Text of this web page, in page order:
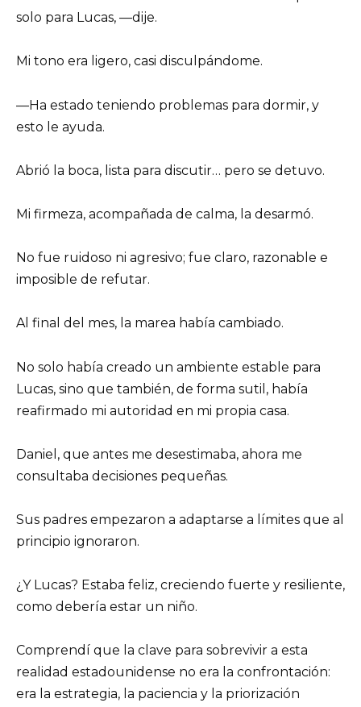
solo para Lucas, —dije.
Mi tono era ligero, casi disculpándome.
—Ha estado teniendo problemas para dormir, y
esto le ayuda.
Abrió la boca, lista para discutir… pero se detuvo.
Mi firmeza, acompañada de calma, la desarmó.
No fue ruidoso ni agresivo; fue claro, razonable e
imposible de refutar.
Al final del mes, la marea había cambiado.
No solo había creado un ambiente estable para
Lucas, sino que también, de forma sutil, había
reafirmado mi autoridad en mi propia casa.
Daniel, que antes me desestimaba, ahora me
consultaba decisiones pequeñas.
Sus padres empezaron a adaptarse a límites que al
principio ignoraron.
¿Y Lucas? Estaba feliz, creciendo fuerte y resiliente,
como debería estar un niño.
Comprendí que la clave para sobrevivir a esta
realidad estadounidense no era la confrontación:
era la estrategia, la paciencia y la priorización